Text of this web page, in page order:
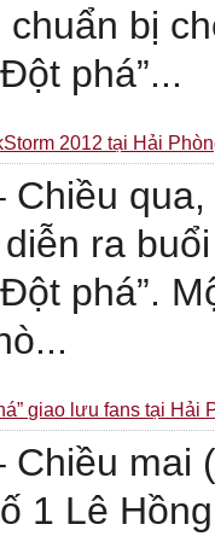
bị
phá”...
2012 tại Hải
Chiều
ra
phá”.
giao lưu fans tại Hải
Chiều mai
1 Lê